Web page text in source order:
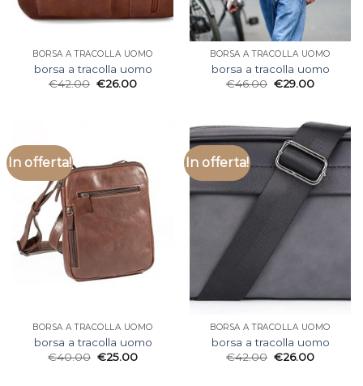
BORSA A TRACOLLA UOMO
borsa a tracolla uomo
€42.00 €26.00
BORSA A TRACOLLA UOMO
borsa a tracolla uomo
€46.00 €29.00
In offerta!
BORSA A TRACOLLA UOMO
borsa a tracolla uomo
€40.00 €25.00
In offerta!
BORSA A TRACOLLA UOMO
borsa a tracolla uomo
€42.00 €26.00